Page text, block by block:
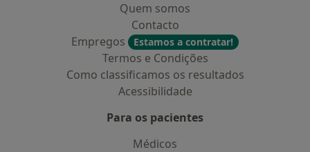
Quem somos
Contacto
Empregos
Estamos a contratar!
Termos e Condições
Como classificamos os resultados
Acessibilidade
Para os pacientes
Médicos